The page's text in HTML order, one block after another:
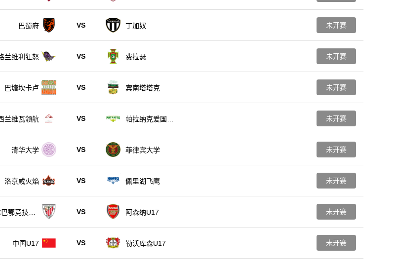
巴蜀府 VS 丁加奴 未开赛
兰维利狂怒 VS 费拉瑟 未开赛
巴塘坎卡卢 VS 宾南塔塔克 未开赛
兰维瓦领航 VS
帕拉纳克爱国者
未开赛
清华大学 VS 菲律宾大学 未开赛
洛京咸火焰 VS 佩里湖飞鹰 未开赛
鄂竞技U1
VS 阿森纳U17 未开赛
中国U17 VS 勒沃库森U17 未开赛